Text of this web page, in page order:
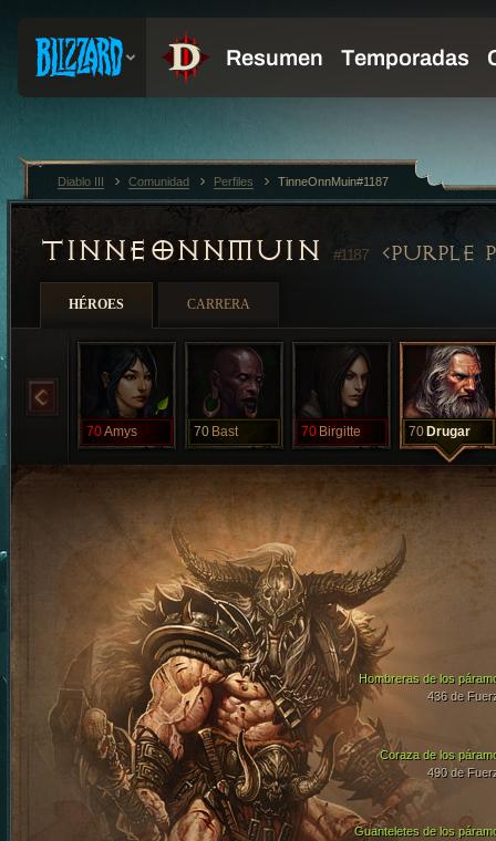
TINNEONNMUIN #1187 PURPLE
HÉROES CARRERA
70Amys 70 Bast 70 Birgitte 70 Drugar
Coraza de los
490 de
Guanteletes de los
Hombreras de los
436 de
Diablo III Comunidad Perfiles TinneOnnMuin#1187